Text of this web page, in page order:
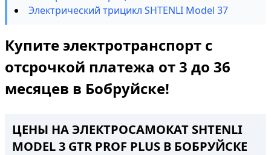
Электрический трицикл SHTENLI Model 37
Купите электротранспорт с
отсрочкой платежа от 3 до 36
месяцев в Бобруйске!
ЦЕНЫ НА ЭЛЕКТРОСАМОКАТ SHTENLI
MODEL 3 GTR PROF PLUS В БОБРУЙСКЕ